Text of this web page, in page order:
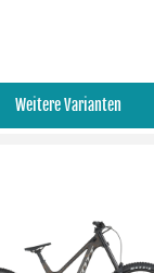
Weitere Varianten